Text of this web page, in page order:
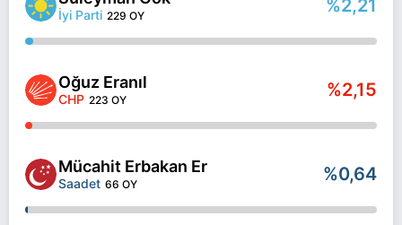
İyi Parti 229 OY %2,21
Oğuz Eranıl
CHP 223 OY %2,15
Mücahit Erbakan Er
Saadet 66 OY %0,64